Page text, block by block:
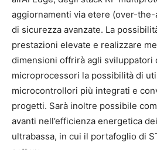
aggiornamenti via etere (over-
di sicurezza avanzate. La
prestazioni elevate e realizzare
dimensioni offrirà agli sviluppatori
microprocessori la possibilità di
microcontrollori più integrati e
progetti. Sarà inoltre possibile
avanti nell’efficienza energetica
ultrabassa, in cui il portafoglio di